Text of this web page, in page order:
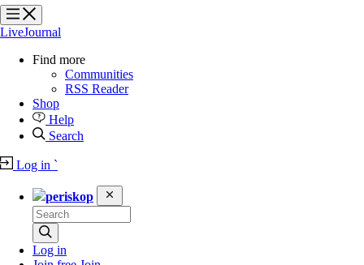
?
?
LiveJournal
Find more
Communities
RSS Reader
Shop
Help
Search
Log in `
periskop
Log in